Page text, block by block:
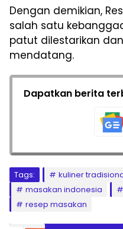
Dengan demikian,
salah satu
patut dilestarikan
mendatang.
Dapatkan berita
Tags: kuliner
masakan indonesia
resep masakan